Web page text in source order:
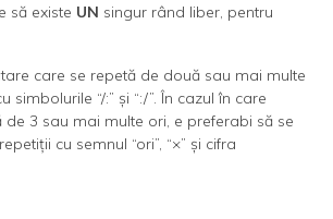
să existe UN singur rând liber, pentru
care se repetă de două sau mai multe
simbolurile “/:” şi “:/”. În cazul în care
3 sau mai multe ori, e preferabi să se
cu semnul “ori”, “×” şi cifra